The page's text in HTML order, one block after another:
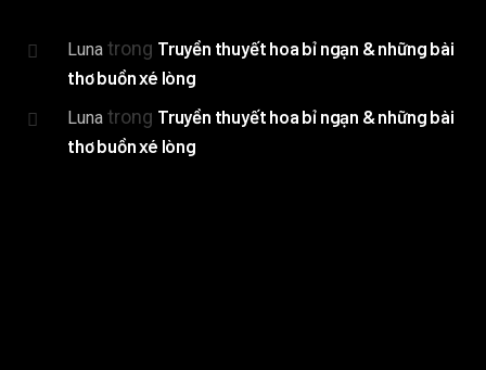
Luna trong Truyền thuyết hoa bỉ ngạn & những bài
thơ buồn xé lòng
Luna trong Truyền thuyết hoa bỉ ngạn & những bài
thơ buồn xé lòng